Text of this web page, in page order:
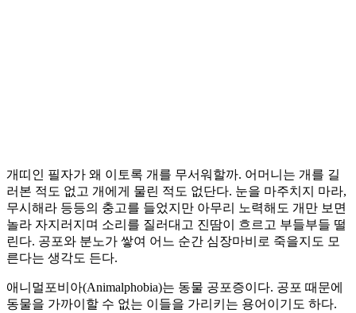
개띠인 필자가 왜 이토록 개를 무서워할까. 어머니는 개를 길
러본 적도 없고 개에게 물린 적도 없단다. 눈을 마주치지 마라,
무시해라 등등의 충고를 들었지만 아무리 노력해도 개만 보면
놀라 자지러지며 소리를 질러대고 진땀이 흐르고 부들부들 떨
린다. 공포와 분노가 쌓여 어느 순간 심장마비로 죽을지도 모
른다는 생각도 든다.
애니멀포비아(Animalphobia)는 동물 공포증이다. 공포 때문에
동물을 가까이할 수 없는 이들을 가리키는 용어이기도 하다.